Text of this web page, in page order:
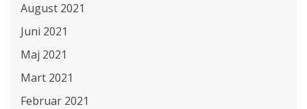
August 2021
Juni 2021
Maj 2021
Mart 2021
Februar 2021